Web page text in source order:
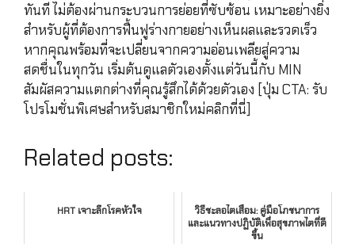
ทันที ไม่ต้องผ่านกระบวนการย่อยที่ซับซ้อน เหมาะอย่างยิ่ง
สำหรับผู้ที่ต้องการฟื้นฟูร่างกายอย่างเห็นผลและรวดเร็ว
หากคุณพร้อมที่จะเปลี่ยนจากความอ่อนเพลียสู่ความ
สดชื่นในทุกวัน เริ่มต้นดูแลตัวเองตั้งแต่วันนี้กับ MIN
สัมผัสความแตกต่างที่คุณรู้สึกได้ด้วยตัวเอง [ปุ่ม CTA: รับ
โปรโมชั่นพิเศษสำหรับสมาชิกใหม่คลิกที่นี่]
Related posts:
HRT เจาะลึกโรคหัวใจ
วิธีชะลอไตเสื่อม: คู่มือโภชนาการ
และแนวทางปฏิบัติเพื่อสุขภาพไตที่ดี
ขึ้น